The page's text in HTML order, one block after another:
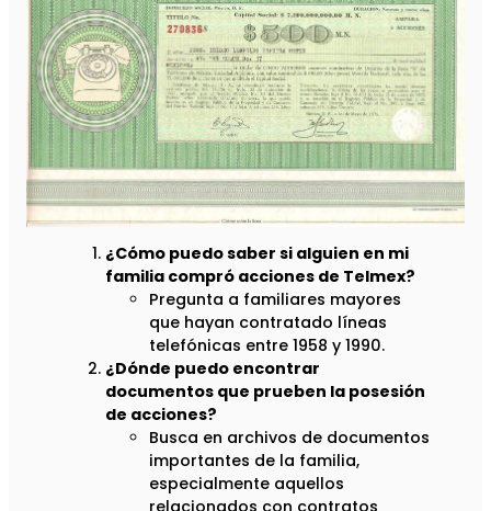
¿Cómo puedo saber si alguien en mi
familia compró acciones de Telmex?
Pregunta a familiares mayores
que hayan contratado líneas
telefónicas entre 1958 y 1990.
¿Dónde puedo encontrar
documentos que prueben la posesión
de acciones?
Busca en archivos de documentos
importantes de la familia,
especialmente aquellos